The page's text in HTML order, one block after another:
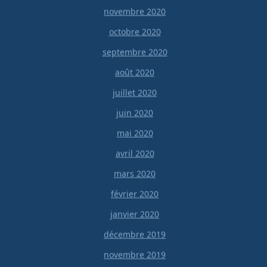
novembre 2020
octobre 2020
septembre 2020
août 2020
juillet 2020
juin 2020
mai 2020
avril 2020
mars 2020
février 2020
janvier 2020
décembre 2019
novembre 2019